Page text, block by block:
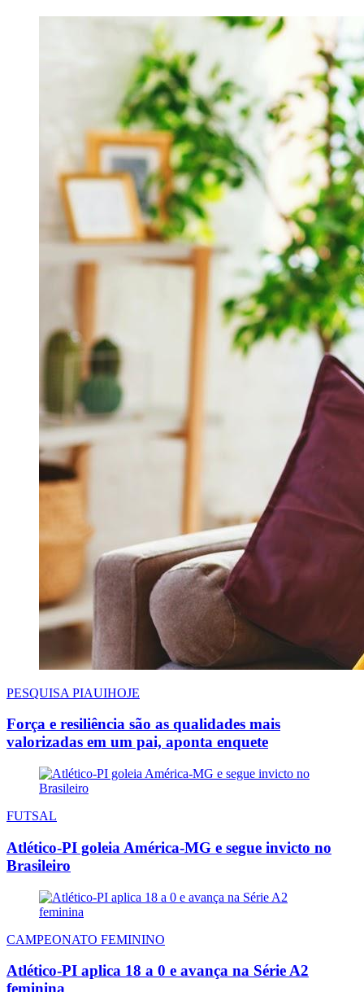
PESQUISA PIAUIHOJE
Força e resiliência são as qualidades mais
valorizadas em um pai, aponta enquete
FUTSAL
Atlético-PI goleia América-MG e segue invicto no
Brasileiro
CAMPEONATO FEMININO
Atlético-PI aplica 18 a 0 e avança na Série A2